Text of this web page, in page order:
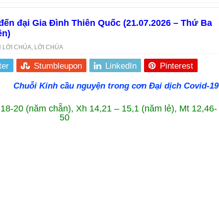
đại Gia Đình Thiên Quốc (21.07.2026 – Thứ Ba
LỜI CHÚA, LỜI CHÚA
Stumbleupon LinkedIn Pinterest
Chuỗi Kinh cầu nguyện trong cơn Đại dịch Covid-19
20 (năm chẵn), Xh 14,21 – 15,1 (năm lẻ), Mt 12,46-
50